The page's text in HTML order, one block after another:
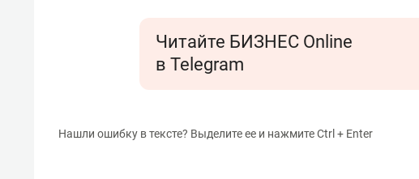
Читайте БИЗНЕС Online
в Telegram
Нашли ошибку в тексте? Выделите ее и нажмите Ctrl + Enter